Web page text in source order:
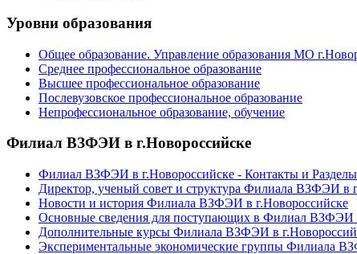
Уровни образования
Общее образование. Управление образования МО
Среднее профессиональное образование
Высшее профессиональное образование
Послевузовское профессиональное образование
Непрофессиональное образование, обучение
Филиал ВЗФЭИ в г.Новороссийске
Филиал ВЗФЭИ в г.Новороссийске - Контакты и Разделы
Директор, ученый совет и структура Филиала ВЗФЭИ в
Новости и история Филиала ВЗФЭИ в г.Новороссийске
Основные сведения для поступающих в Филиал ВЗФЭИ
Дополнительные курсы Филиала ВЗФЭИ в
Экспериментальные экономические группы Филиала